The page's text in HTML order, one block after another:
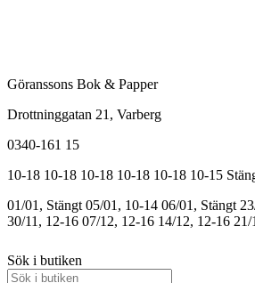
Göranssons Bok & Papper
Drottninggatan 21 , Varberg
0340-161 15
10-18 10-18 10-18 10-18 10-18 10-15
01/01, Stängt 05/01, 10-14 06/01, Stängt
30/11, 12-16 07/12, 12-16 14/12, 12-16 21/
Sök i butiken